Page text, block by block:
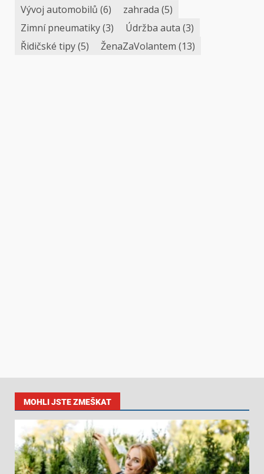
Vývoj automobilů (6) zahrada (5)
Zimní pneumatiky(3) Údržba auta (3)
Řidičské tipy(5) ŽenaZaVolantem (13)
MOHLI JSTE ZMEŠKAT